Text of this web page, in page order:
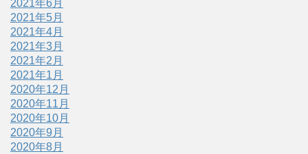
2021年6月
2021年5月
2021年4月
2021年3月
2021年2月
2021年1月
2020年12月
2020年11月
2020年10月
2020年9月
2020年8月